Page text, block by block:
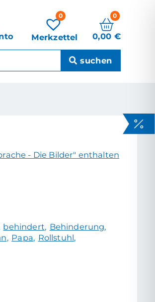
Merkzettel
0
0,00 €
0
- Die Bilder" enthalten
behindert Behinderung
Papa Rollstuhl